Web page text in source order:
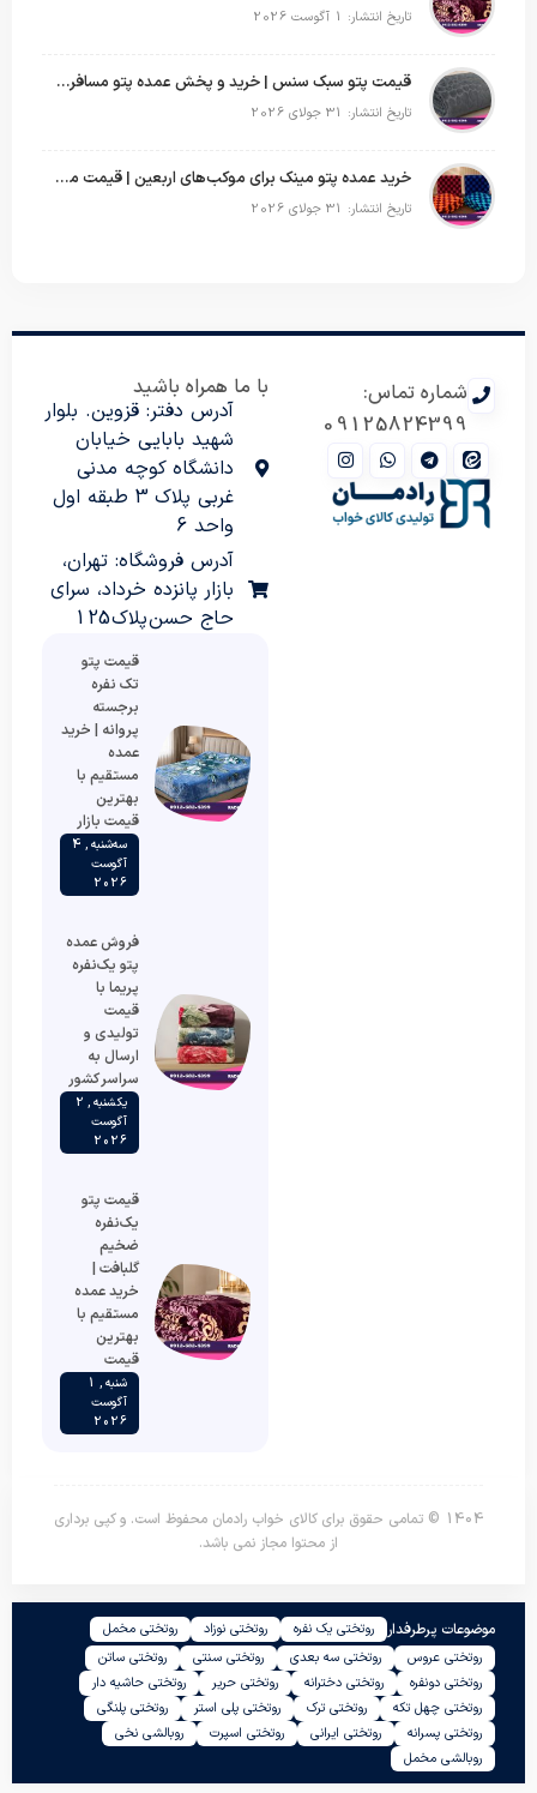
تاریخ انتشار: 1 آگوست 2026
قیمت پتو سبک سنس | خرید و پخش عمده پتو مسافرتی Sense
تاریخ انتشار: 31 جولای 2026
خرید عمده پتو مینک برای موکب‌های اربعین | قیمت مناسب و ارسال سریع
تاریخ انتشار: 31 جولای 2026
شماره تماس:
09125824399
با ما همراه باشید
آدرس دفتر: قزوین. بلوار
شهید بابایی خیابان
دانشگاه کوچه مدنی
غربی پلاک 3 طبقه اول
واحد 6
آدرس فروشگاه: تهران،
بازار پانزده خرداد، سرای
حاج حسن پلاک 125
قیمت پتو
تک نفره
برجسته
پروانه | خرید
عمده
مستقیم با
بهترین
قیمت بازار
سه‌شنبه , 4
آگوست
2026
فروش عمده
پتو یک‌نفره
پریما با
قیمت
تولیدی و
ارسال به
سراسر کشور
یکشنبه , 2
آگوست
2026
قیمت پتو
یک‌نفره
ضخیم
گلبافت |
خرید عمده
مستقیم با
بهترین
قیمت
شنبه , 1
آگوست
2026
1404 © تمامی حقوق برای کالای خواب رادمان محفوظ است. و کپی برداری
از محتوا مجاز نمی باشد.
موضوعات پرطرفدار روتختی یک نفره روتختی نوزاد
روتختی مخمل
روتختی عروس
روتختی سه بعدی روتختی سنتی
روتختی ساتن
روتختی دونفره
روتختی دخترانه روتختی حریر
روتختی حاشیه دار
روتختی چهل تکه
روتختی ترک روتختی پلی استر
روتختی پلنگی
روتختی پسرانه
روتختی ایرانی روتختی اسپرت
روبالشی نخی
روبالشی مخمل